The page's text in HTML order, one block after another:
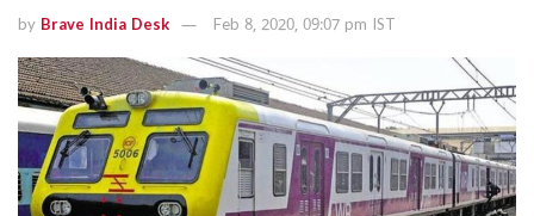
by Brave India Desk Feb 8, 2020, 09:07 pm IST